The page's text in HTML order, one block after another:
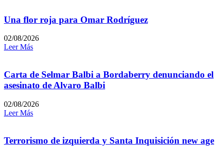
Una flor roja para Omar Rodríguez
02/08/2026
Leer Más
Carta de Selmar Balbi a Bordaberry denunciando el
asesinato de Alvaro Balbi
02/08/2026
Leer Más
Terrorismo de izquierda y Santa Inquisición new age